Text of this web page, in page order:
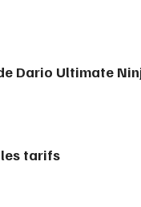
Dario Ultimate
tarifs